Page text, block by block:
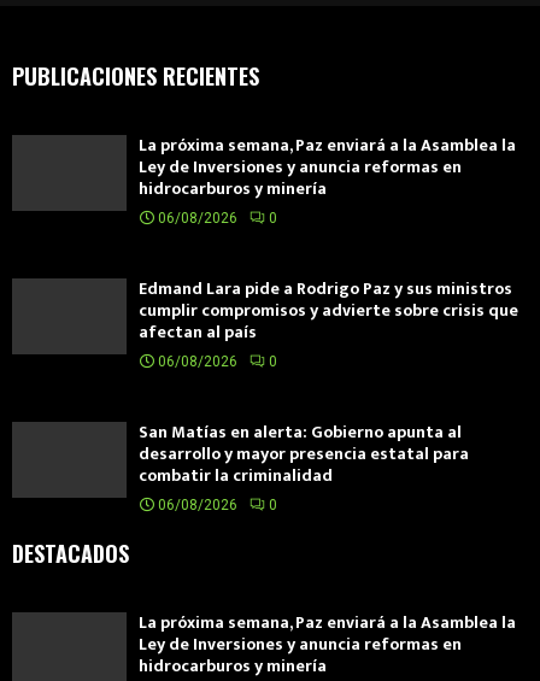
PUBLICACIONES RECIENTES
La próxima semana, Paz enviará a la Asamblea la
Ley de Inversiones y anuncia reformas en
hidrocarburos y minería
06/08/2026 0
Edmand Lara pide a Rodrigo Paz y sus ministros
cumplir compromisos y advierte sobre crisis que
afectan al país
06/08/2026 0
San Matías en alerta: Gobierno apunta al
desarrollo y mayor presencia estatal para
combatir la criminalidad
06/08/2026 0
DESTACADOS
La próxima semana, Paz enviará a la Asamblea la
Ley de Inversiones y anuncia reformas en
hidrocarburos y minería